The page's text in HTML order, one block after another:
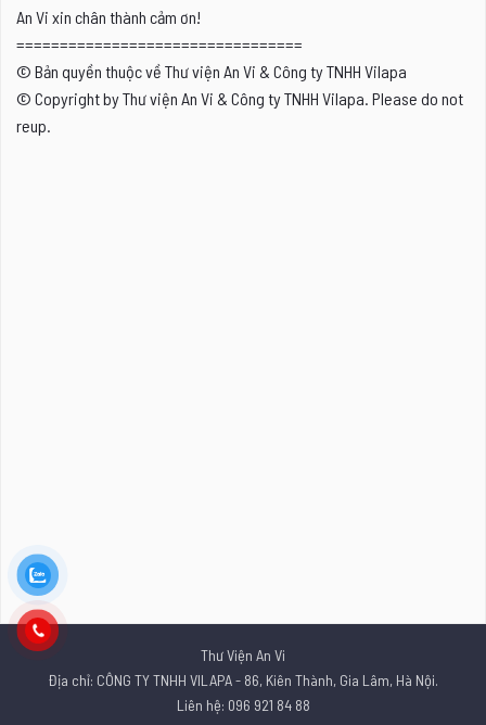
An Vi xin chân thành cảm ơn!
=================================
© Bản quyền thuộc về Thư viện An Vi & Công ty TNHH Vilapa
© Copyright by Thư viện An Vi & Công ty TNHH Vilapa. Please do not
reup.
Thư Viện An Vi
Địa chỉ: CÔNG TY TNHH VILAPA - 86, Kiên Thành, Gia Lâm, Hà Nội.
Liên hệ: 096 921 84 88